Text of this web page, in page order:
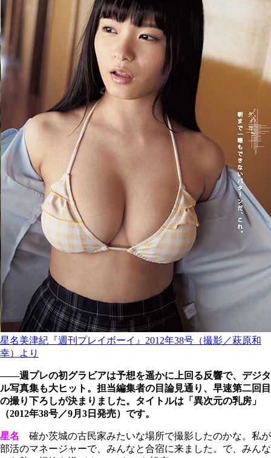
星名美津紀『週刊プレイボーイ』2012年38号（撮影／萩原和
幸）より
――週プレの初グラビアは予想を遥かに上回る反響で、デジタ
ル写真集も大ヒット。担当編集者の目論見通り、早速第二回目
の撮り下ろしが決まりました。タイトルは「異次元の乳房」
（2012年38号／9月3日発売）です。
星名
確か茨城の古民家みたいな場所で撮影したのかな。私が
部活のマネージャーで、みんなと合宿に来ました。で、みんな